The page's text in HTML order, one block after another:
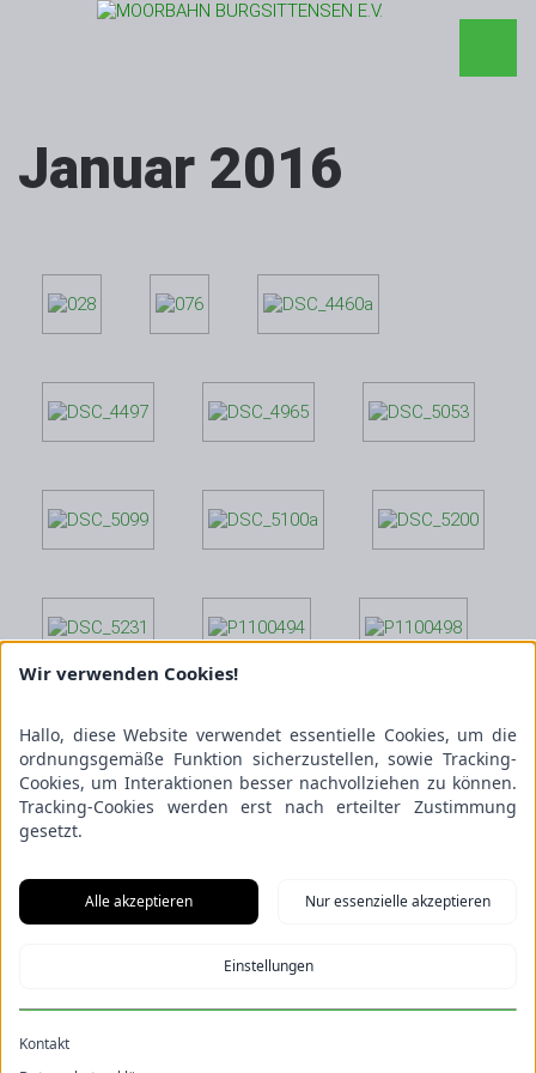
Januar 2016
Wir verwenden Cookies!
Hallo, diese Website verwendet essentielle Cookies, um die
ordnungsgemäße Funktion sicherzustellen, sowie Tracking-
Cookies, um Interaktionen besser nachvollziehen zu können.
Tracking-Cookies werden erst nach erteilter Zustimmung
gesetzt.
Alle akzeptieren Nur essenzielle akzeptieren
Einstellungen
Kontakt